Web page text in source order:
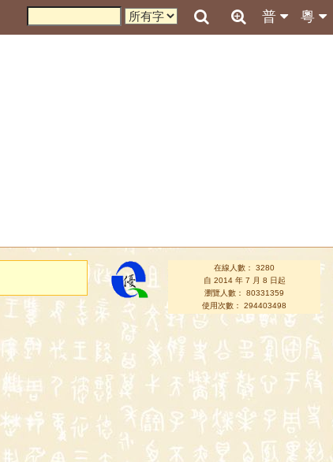
粵
普
在線人數： 3280
自 2014 年 7 月 8 日起
瀏覽人數： 80331359
使用次數： 294403498